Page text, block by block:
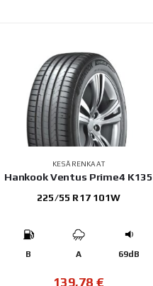
KESÄRENKAAT
Hankook Ventus Prime4 K135
225/55 R17 101W
B A 69dB
139,78 €